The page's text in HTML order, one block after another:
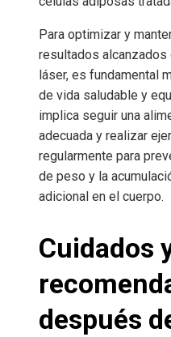
Para optimizar y
resultados
láser, es fundamental
de vida saludable y
implica seguir una
adecuada y realizar
regularmente para
de peso y la
adicional en el cuerpo.
Cuidados
después